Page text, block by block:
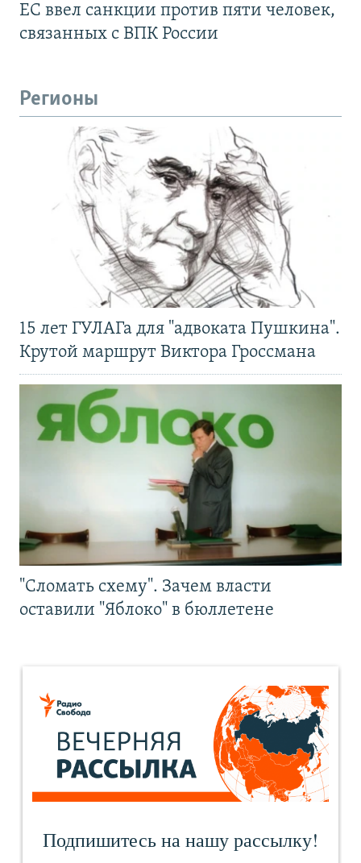
ЕС ввел санкции против пяти человек,
связанных с ВПК России
Регионы
15 лет ГУЛАГа для "адвоката Пушкина".
Крутой маршрут Виктора Гроссмана
"Сломать схему". Зачем власти
оставили "Яблоко" в бюллетене